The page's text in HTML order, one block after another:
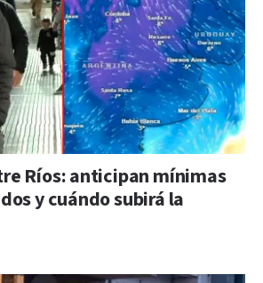
Ríos: anticipan mínimas
y cuándo subirá la